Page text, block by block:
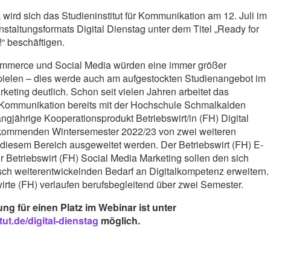
sich das Studieninstitut für Kommunikation am 12. Juli im
Digital Dienstag unter dem Titel „Ready for
beschäftigen.
und Social Media würden eine immer größer
– dies werde auch am aufgestockten Studienangebot im
deutlich. Schon seit vielen Jahren arbeitet das
bereits mit der Hochschule Schmalkalden
Kooperationsprodukt Betriebswirt/in (FH) Digital
Wintersemester 2022/23 von zwei weiteren
Bereich ausgeweitet werden. Der Betriebswirt (FH) E-
Betriebswirt (FH) Social Media Marketing sollen den sich
weiterentwickelnden Bedarf an Digitalkompetenz erweitern.
(FH) verlaufen berufsbegleitend über zwei Semester.
für einen Platz im Webinar ist unter
digital-dienstag möglich.